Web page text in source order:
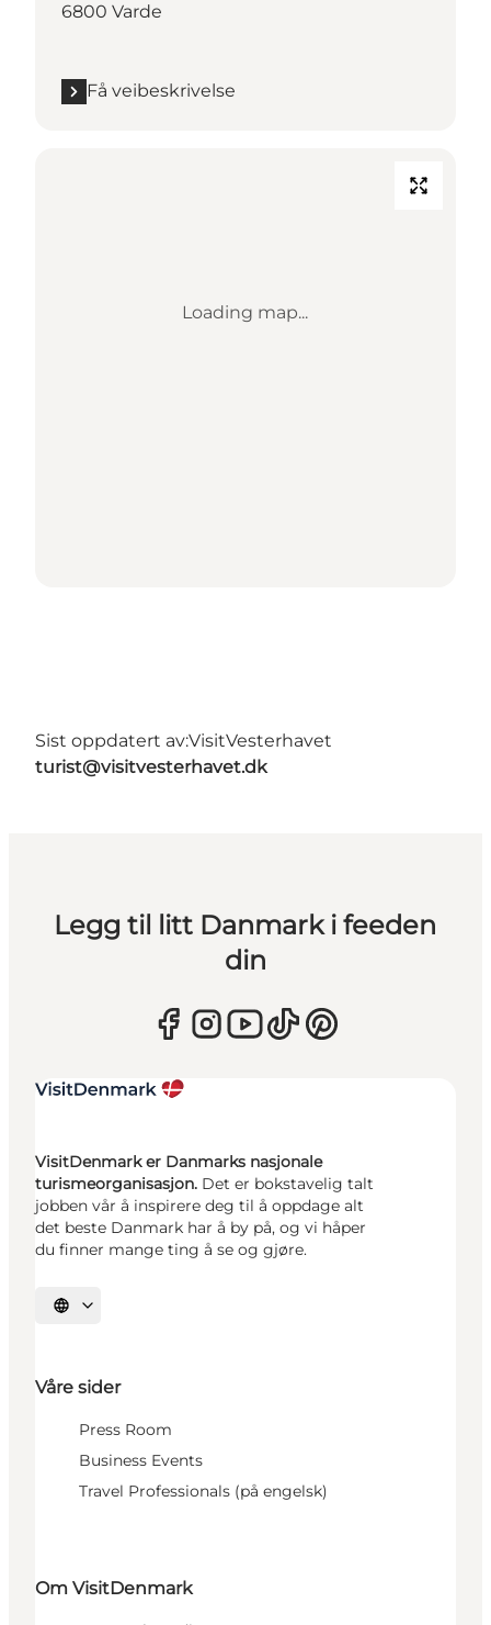
6800 Varde
Få veibeskrivelse
Loading map...
Sist oppdatert av:VisitVesterhavet
turist@visitvesterhavet.dk
Legg til litt Danmark i feeden
din
VisitDenmark er Danmarks nasjonale
turismeorganisasjon. Det er bokstavelig talt
jobben vår å inspirere deg til å oppdage alt
det beste Danmark har å by på, og vi håper
du finner mange ting å se og gjøre.
Velg språk
Våre sider
Press Room
Business Events
Travel Professionals (på engelsk)
Om VisitDenmark